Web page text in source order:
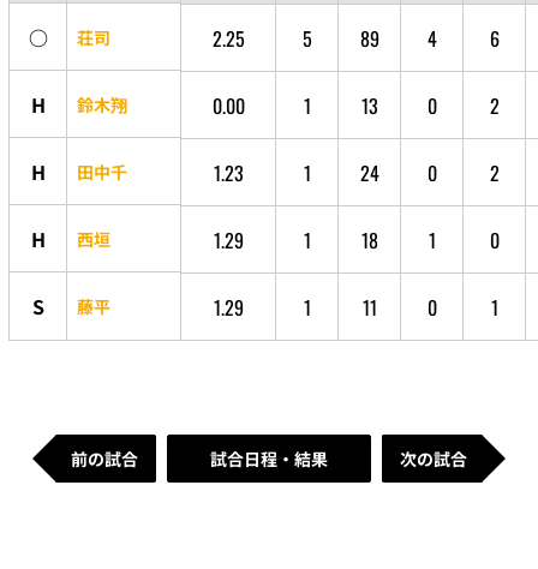
○ 荘司 2.25 5 89 4 6
H 鈴木翔 0.00 1 13 0 2
H 田中千 1.23 1 24 0 2
H 西垣 1.29 1 18 1 0
S 藤平 1.29 1 11 0 1
前の試合 試合日程・結果 次の試合